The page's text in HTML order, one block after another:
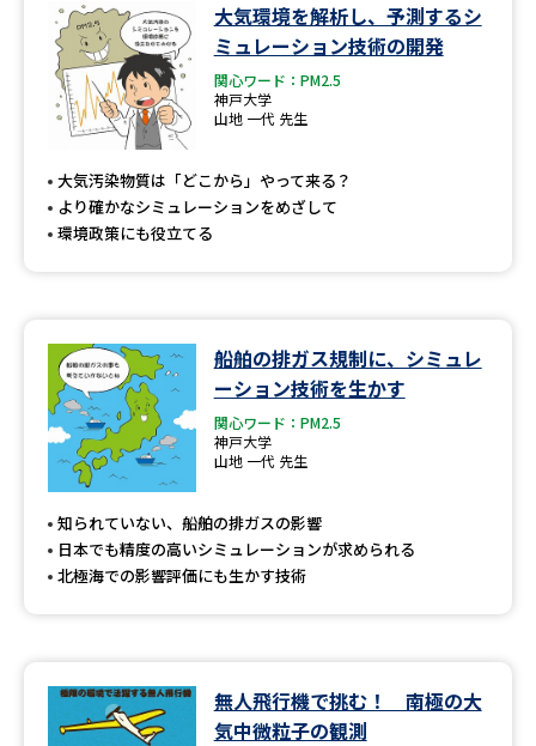
大気環境を解析し、予測するシ
ミュレーション技術の開発
関心ワード：PM2.5
神戸大学
山地 一代 先生
大気汚染物質は「どこから」やって来る？
より確かなシミュレーションをめざして
環境政策にも役立てる
船舶の排ガス規制に、シミュレ
ーション技術を生かす
関心ワード：PM2.5
神戸大学
山地 一代 先生
知られていない、船舶の排ガスの影響
日本でも精度の高いシミュレーションが求められる
北極海での影響評価にも生かす技術
無人飛行機で挑む！ 南極の大
気中微粒子の観測